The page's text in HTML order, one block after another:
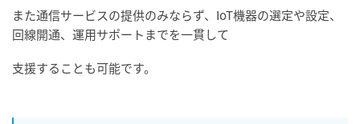
また通信サービスの提供のみならず、IoT機器の選定や設定、
回線開通、運用サポートまでを一貫して
支援することも可能です。